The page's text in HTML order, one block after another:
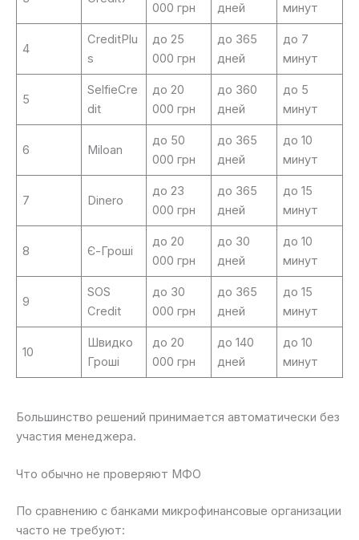
000 грн дней минут
4
CreditPlu
s
до 25
000 грн
до 365
дней
до 7
минут
5
SelfieCre
dit
до 20
000 грн
до 360
дней
до 5
минут
6 Miloan
до 50
000 грн
до 365
дней
до 10
минут
7 Dinero
до 23
000 грн
до 365
дней
до 15
минут
8 Є-Гроші
до 20
000 грн
до 30
дней
до 10
минут
9
SOS
Credit
до 30
000 грн
до 365
дней
до 15
минут
10
Швидко
Гроші
до 20
000 грн
до 140
дней
до 10
минут
Большинство решений принимается автоматически без
участия менеджера.
Что обычно не проверяют МФО
По сравнению с банками микрофинансовые организации
часто не требуют: